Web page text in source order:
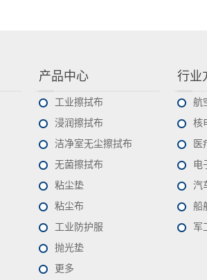
产品中心
工业擦拭布
浸润擦拭布
洁净室无尘擦拭布
无菌擦拭布
粘尘垫
粘尘布
工业防护服
抛光垫
更多
行业
航
核
医
电
汽
船
军